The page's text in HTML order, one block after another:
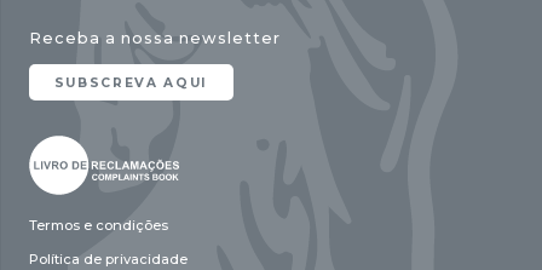
Receba a nossa newsletter
SUBSCREVA AQUI
Termos e condições
Política de privacidade